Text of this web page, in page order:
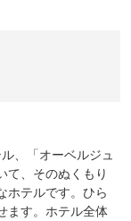
、「オーベルジュ
て、そのぬくもり
ホテルです。ひら
ます。ホテル全体